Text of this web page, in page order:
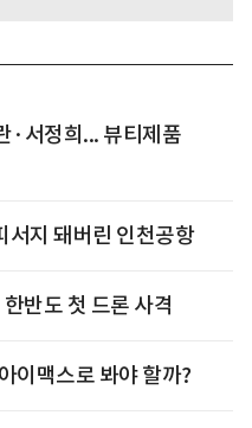
·서정희... 뷰티제품
지 돼버린 인천공항
반도 첫 드론 사격
이맥스로 봐야 할까?